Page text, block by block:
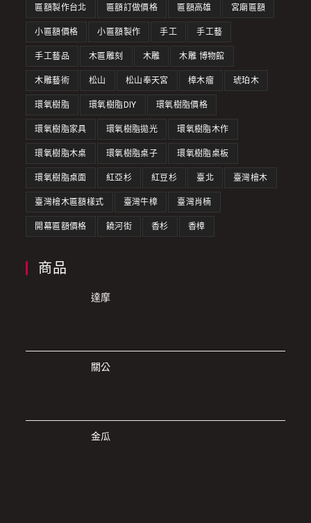
匾額製作台北 匾額訂做價格 匾額高雄 宮廟匾額
小匾額價格 小匾額製作 手工 手工藝
手工藝品 木匾雕刻 木雕 木雕 博物館
木雕藝術 松山 松山奉天宮 樟木瘤 琥珀木
環氧樹脂 環氧樹脂DIY 環氧樹脂價格
環氧樹脂家具 環氧樹脂拋光 環氧樹脂木作
環氧樹脂木桌 環氧樹脂桌子 環氧樹脂桌板
環氧樹脂桌面 紅亞杉 紅豆杉 臺北 臺灣檜木
臺灣檜木匾額樣式 臺灣牛樟 臺灣肖楠
開幕匾額價格 饒河街 香杉 香樟
商品
達摩
關公
金瓜